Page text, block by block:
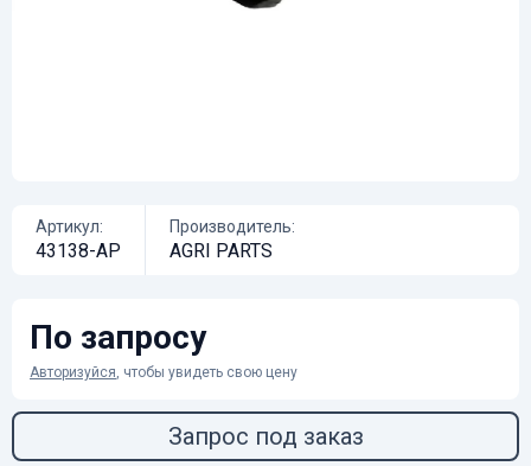
Артикул:
43138-AP
Производитель:
AGRI PARTS
По запросу
Авторизуйся, чтобы увидеть свою цену
Запрос под заказ